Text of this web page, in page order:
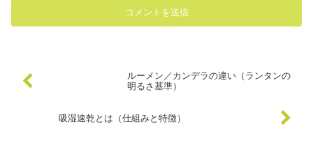
ルーメン／カンデラの違い（ランタンの
明るさ基準）
吸湿速乾とは（仕組みと特徴）